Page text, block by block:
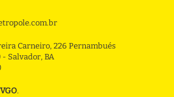
Carneiro, 226 Pernambués
- Salvador, BA
.